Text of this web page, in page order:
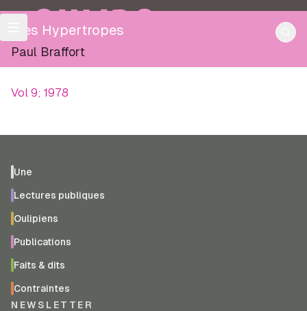
OULIPO
Mes Hypertropes
Paul Braffort
Vol 9; 1978
Une
Lectures publiques
Oulipiens
Publications
Faits & dits
Contraintes
NEWSLETTER